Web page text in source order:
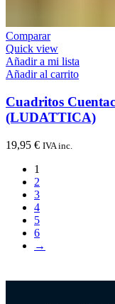
Comparar
Quick view
Añadir a mi lista
Añadir al carrito
Cuadritos
(LUDATTICA)
19,95 € IVA inc.
1
2
3
4
5
6
→